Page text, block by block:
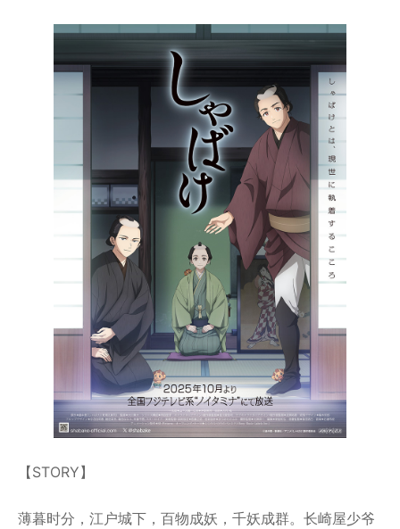
【STORY】
薄暮时分，江户城下，百物成妖，千妖成群。长崎屋少爷